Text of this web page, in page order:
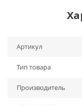
Артикул
Тип товара
Производитель